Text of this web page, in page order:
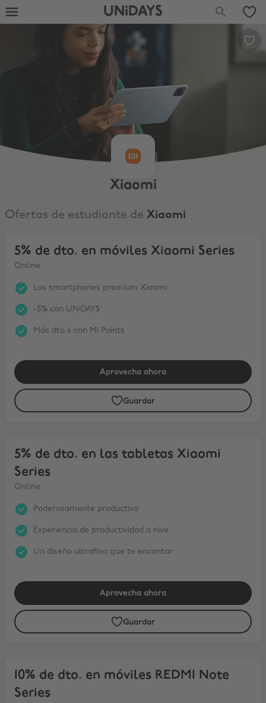
UNiDAYS
Xiaomi
Ofertas de estudiante de Xiaomi
5% de dto. en móviles Xiaomi Series
Online
Los smartphones premium Xiaomi
-5% con UNiDAYS
Más dto.s con Mi Points
Aprovecha ahora
Guardar
5% de dto. en las tabletas Xiaomi
Series
Online
Poderosamente productivo
Experiencia de productividad a nive
Un diseño ultrafino que te encantar
Aprovecha ahora
Guardar
10% de dto. en móviles REDMI Note
Series